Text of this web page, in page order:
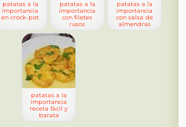
patatas a la
importancia
en crock-pot
patatas a la
importancia
con filetes
rusos
patatas a la
importancia
con salsa de
almendras
patatas a la
importancia
receta fácil y
barata